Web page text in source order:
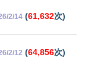
2/14 (61,632次)
2/12 (64,856次)